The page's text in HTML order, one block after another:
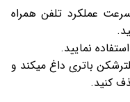
عملکرد تلفن همراه
نمایید.
باتری داغ میکند و
کنید.